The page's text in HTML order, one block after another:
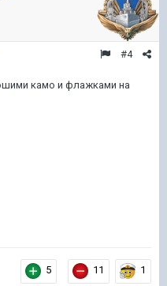
#4
камо и флажками на
5 11 1